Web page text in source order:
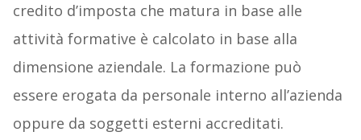
credito d’imposta che matura in base alle
attività formative è calcolato in base alla
dimensione aziendale. La formazione può
essere erogata da personale interno all’azienda
oppure da soggetti esterni accreditati.